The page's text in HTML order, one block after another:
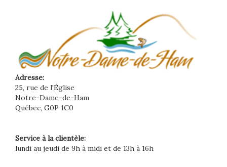
Adresse:
25, rue de l'Église
Notre-Dame-de-Ham
Québec, G0P 1C0
Service à la clientèle:
lundi au jeudi de 9h à midi et de 13h à 16h